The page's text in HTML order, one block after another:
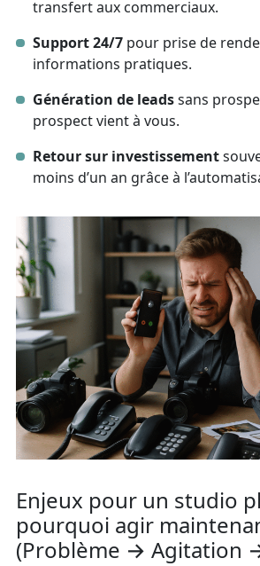
transfert aux commerciaux.
Support 24/7 pour prise de
informations pratiques.
Génération de leadssans
prospect vient à vous.
Retour sur investissement
moins d’un an grâce à
Enjeux pour un studio
pourquoi agir
(Problème → Agitation